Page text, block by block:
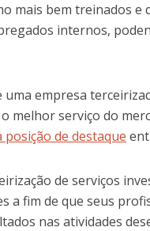
mais bem treinados e
internos,
uma empresa
melhor serviço do
de destaque
de serviços
a fim de que seus
nas atividades